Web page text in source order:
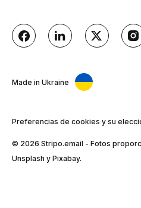
Made in Ukraine
Preferencias de cookies y su
© 2026 Stripо.email - Fotos
Unsplash y Pixabay.